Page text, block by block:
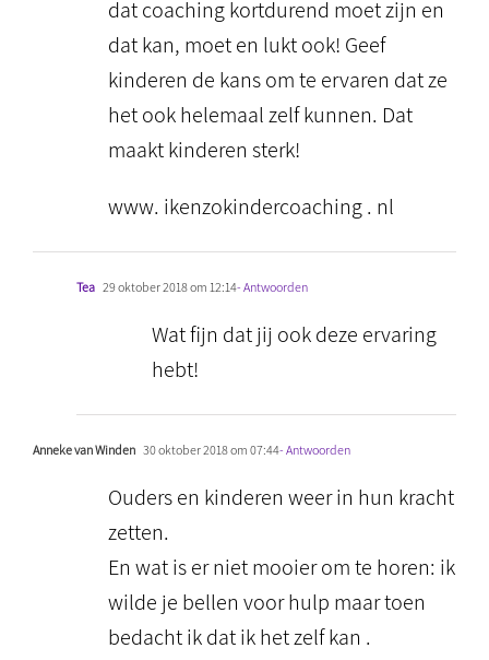
dat coaching kortdurend moet zijn en
dat kan, moet en lukt ook! Geef
kinderen de kans om te ervaren dat ze
het ook helemaal zelf kunnen. Dat
maakt kinderen sterk!
www. ikenzokindercoaching . nl
Tea 29 oktober 2018 om 12:14- Antwoorden
Wat fijn dat jij ook deze ervaring
hebt!
Anneke van Winden 30 oktober 2018 om 07:44- Antwoorden
Ouders en kinderen weer in hun kracht
zetten.
En wat is er niet mooier om te horen: ik
wilde je bellen voor hulp maar toen
bedacht ik dat ik het zelf kan .